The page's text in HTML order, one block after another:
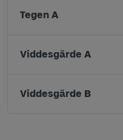
Tegen A
Viddesgärde A
Viddesgärde B